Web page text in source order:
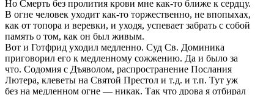
Но Смерть без пролития крови мне как-то ближе к сердцу.
В огне человек уходит как-то торжественно, не впопыхах,
как от топора и веревки, и уходя, успевает забрать с собой
память о том, как он был живым.
Вот и Готфрид уходил медленно. Суд Св. Доминика
приговорил его к медленному сожжению. Да и было за
что. Содомия с Дъяволом, распространение Послания
Лютера, клеветы на Святой Престол и т.д. и т.п. Тут уж
без на медленном огне — никак. Так что дрова я отбирал